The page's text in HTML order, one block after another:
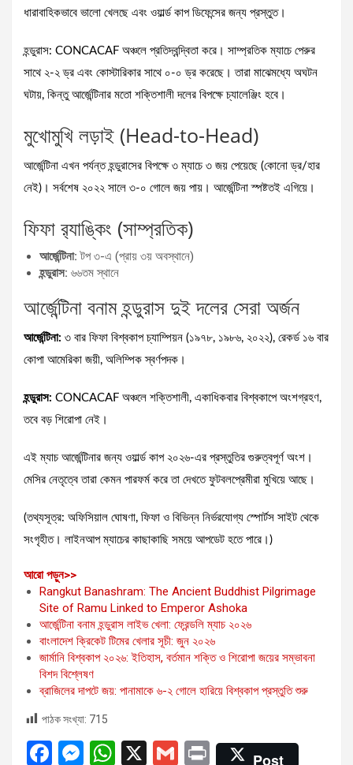
ধারাবাহিকভাবে ভালো খেলছে এবং ওয়ার্ল্ড কাপ ডিফেন্সের জন্য প্রস্তুত।
হন্ডুরাস: CONCACAF অঞ্চলে প্রতিদ্বন্দ্বিতা করে। সাম্প্রতিক ম্যাচে পেরুর
সাথে ২-২ ড্র এবং কোস্টারিকার সাথে ০-০ ড্র করেছে। তারা মাঝেমধ্যে অঘটন
ঘটায়, কিন্তু আর্জেন্টিনার মতো শক্তিশালী দলের বিপক্ষে চ্যালেঞ্জিং হবে।
মুখোমুখি লড়াই (Head-to-Head)
আর্জেন্টিনা এখন পর্যন্ত হন্ডুরাসের বিপক্ষে ৩ ম্যাচে ৩ জয় পেয়েছে (কোনো ড্র/হার
নেই)। সর্বশেষ ২০২২ সালে ৩-০ গোলে জয় পায়। আর্জেন্টিনা স্পষ্টতই এগিয়ে।
ফিফা র‍্যাঙ্কিং (সাম্প্রতিক)
আর্জেন্টিনা: টপ ৩-এ (প্রায় ৩য় অবস্থানে)
হন্ডুরাস: ৬৬তম স্থানে
আর্জেন্টিনা বনাম হন্ডুরাস দুই দলের সেরা অর্জন
আর্জেন্টিনা: ৩ বার ফিফা বিশ্বকাপ চ্যাম্পিয়ন (১৯৭৮, ১৯৮৬, ২০২২), রেকর্ড ১৬ বার
কোপা আমেরিকা জয়ী, অলিম্পিক স্বর্ণপদক।
হন্ডুরাস: CONCACAF অঞ্চলে শক্তিশালী, একাধিকবার বিশ্বকাপে অংশগ্রহণ,
তবে বড় শিরোপা নেই।
এই ম্যাচ আর্জেন্টিনার জন্য ওয়ার্ল্ড কাপ ২০২৬-এর প্রস্তুতির গুরুত্বপূর্ণ অংশ।
মেসির নেতৃত্বে তারা কেমন পারফর্ম করে তা দেখতে ফুটবলপ্রেমীরা মুখিয়ে আছে।
(তথ্যসূত্র: অফিসিয়াল ঘোষণা, ফিফা ও বিভিন্ন নির্ভরযোগ্য স্পোর্টস সাইট থেকে
সংগৃহীত। লাইনআপ ম্যাচের কাছাকাছি সময়ে আপডেট হতে পারে।)
আরো পড়ুন>>:
আর্জেন্টিনা
বনাম
হন্ডুরাস
লাইভ
খেলা
কবে:
ওয়ার্ল্ড
প্রস্তুতির
মহড়া
Rangkut Banashram: The Ancient Buddhist Pilgrimage
Site of Ramu Linked to Emperor Ashoka
আর্জেন্টিনা বনাম হন্ডুরাস লাইভ খেলা: ফ্রেন্ডলি ম্যাচ ২০২৬
বাংলাদেশ ক্রিকেট টিমের খেলার সূচী: জুন ২০২৬
জার্মানি বিশ্বকাপ ২০২৬: ইতিহাস, বর্তমান শক্তি ও শিরোপা জয়ের সম্ভাবনা
বিশদ বিশ্লেষণ
ব্রাজিলের দাপটে জয়: পানামাকে ৬-২ গোলে হারিয়ে বিশ্বকাপ প্রস্তুতি শুরু
পাঠক সংখ্যা: 715
F
M W X
G
Pr
Post